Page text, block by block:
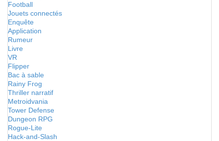
Football
Jouets connectés
Enquête
Application
Rumeur
Livre
VR
Flipper
Bac à sable
Rainy Frog
Thriller narratif
Metroidvania
Tower Defense
Dungeon RPG
Rogue-Lite
Hack-and-Slash